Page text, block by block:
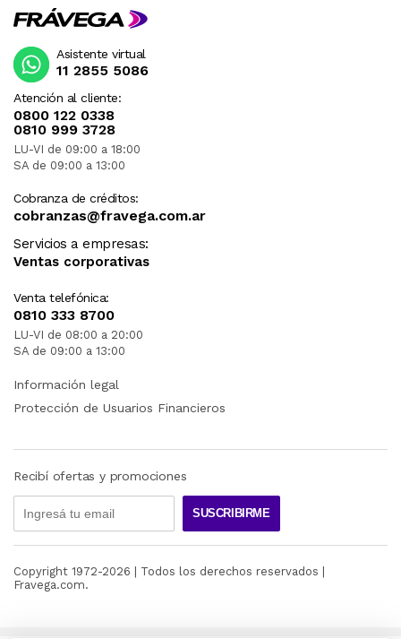
Atención al cliente:
0800 122 0338
0810 999 3728
LU-VI de 09:00 a 18:00
SA de 09:00 a 13:00
Cobranza de créditos:
cobranzas@fravega.com.ar
Servicios a empresas:
Ventas corporativas
Venta telefónica:
0810 333 8700
LU-VI de 08:00 a 20:00
SA de 09:00 a 13:00
Asistente virtual
11 2855 5086
Información legal
Protección de Usuarios Financieros
Recibí ofertas y promociones
SUSCRIBIRME
Copyright 1972-2026 | Todos los derechos reservados |
Fravega.com.